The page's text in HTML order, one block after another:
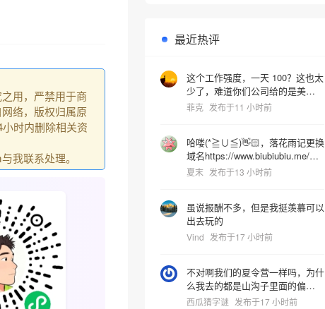
用，严禁用于商
络，版权归属原
时内删除相关资
我联系处理。
最近热评
这个工作强度，一天 100？这也太
少了，难道你们公司给的是美元
啊？
菲克 发布于11 小时前
哈喽(*≧∪≦)👋🏻，落花雨记更换
域名https://www.biubiubiu.me/，
麻烦更新下哦
夏末 发布于13 小时前
虽说报酬不多，但是我挺羡慕可以
出去玩的
Vind 发布于17 小时前
不对啊我们的夏令营一样吗，为什
么我去的都是山沟子里面的偏僻之
地但非常热很容易把人晒死然后又
西瓜猜字谜 发布于17 小时前